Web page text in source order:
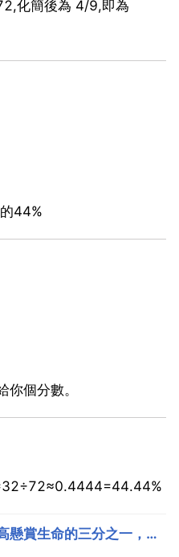
化簡後為 4/9,即為
44%
個分數。
生命的三分之一，題目，急高懸賞生命的三分之一，題目，急高懸賞！！！！！100分